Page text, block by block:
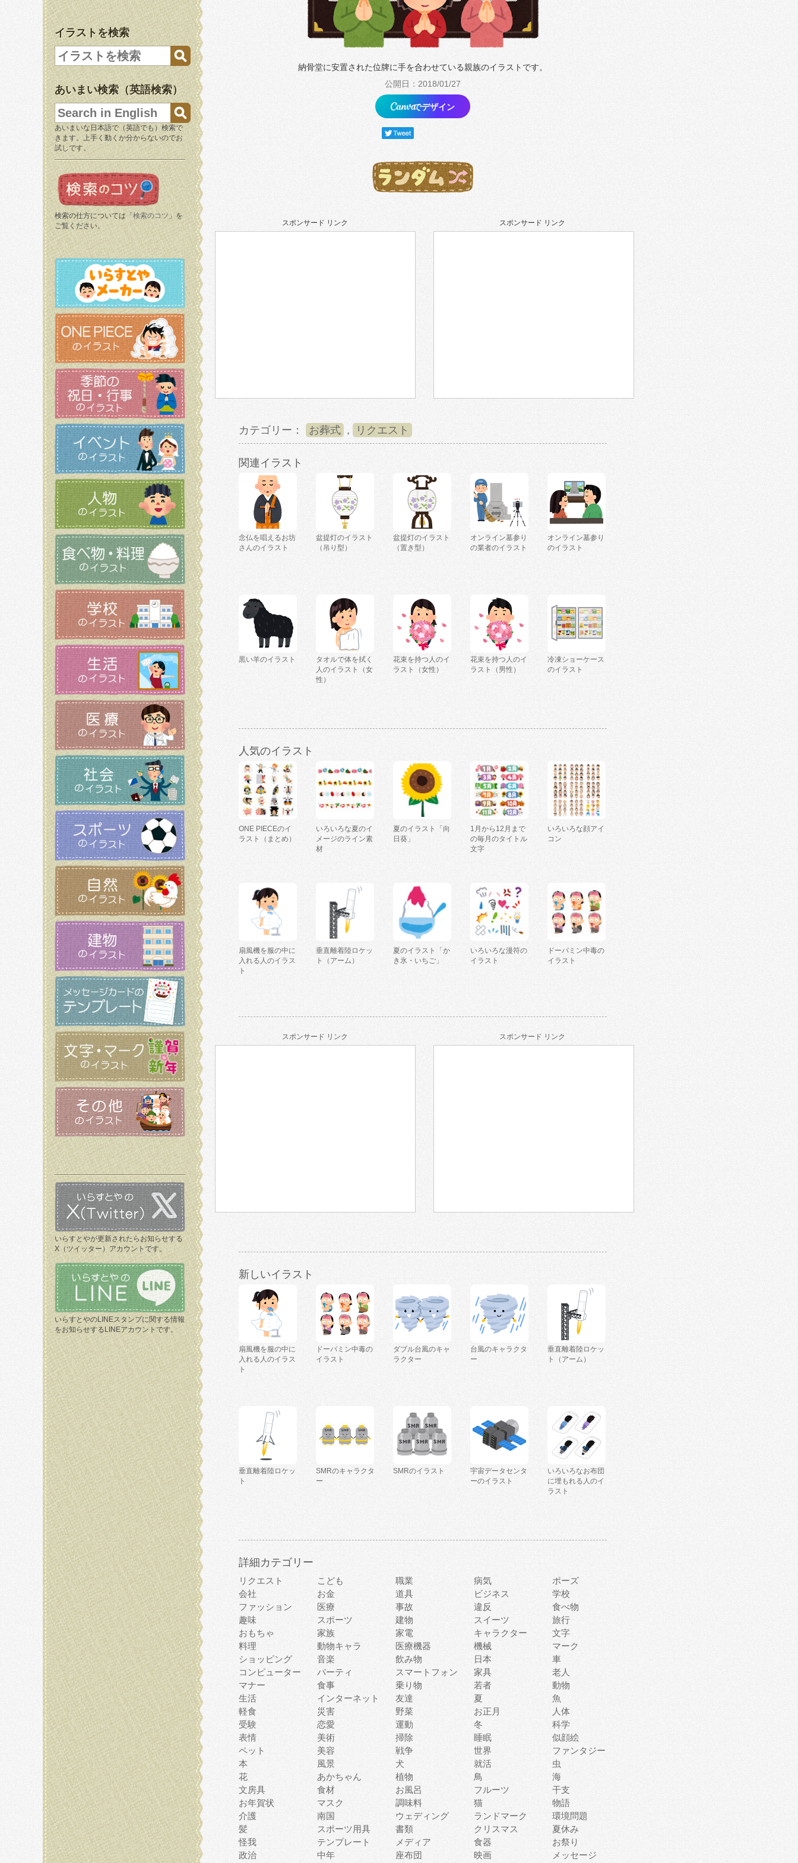
イラストを検索
あいまい検索（英語検索）
あいまいな日本語で（英語でも）検索で
きます。上手く動くか分からないのでお
試しです。
検索の仕方については「 検索のコツ 」を
ご覧ください。
いらすとやが更新されたらお知らせする
X（ツイッター）アカウントです。
いらすとやのLINEスタンプに関する情報
をお知らせするLINEアカウントです。
納骨堂に安置された位牌に手を合わせている親族のイラストです。
公開日：2018/01/27
でデザイン
スポンサード リンク スポンサード リンク
カテゴリー： お葬式 , リクエスト
関連イラスト
念仏を唱えるお坊
さんのイラスト
盆提灯のイラスト
（吊り型）
盆提灯のイラスト
（置き型）
オンライン墓参り
の業者のイラスト
オンライン墓参り
のイラスト
黒い羊のイラスト
タオルで体を拭く
人のイラスト（女
性）
花束を持つ人のイ
ラスト（女性）
花束を持つ人のイ
ラスト（男性）
冷凍ショーケース
のイラスト
人気のイラスト
ONE PIECEのイ
ラスト（まとめ）
いろいろな夏のイ
メージのライン素
材
夏のイラスト「向
日葵」
1月から12月まで
の毎月のタイトル
文字
いろいろな顔アイ
コン
扇風機を服の中に
入れる人のイラス
ト
垂直離着陸ロケッ
ト（アーム）
夏のイラスト「か
き氷・いちご」
いろいろな漫符の
イラスト
ドーパミン中毒の
イラスト
スポンサード リンク スポンサード リンク
新しいイラスト
扇風機を服の中に
入れる人のイラス
ト
ドーパミン中毒の
イラスト
ダブル台風のキャ
ラクター
台風のキャラクタ
ー
垂直離着陸ロケッ
ト（アーム）
垂直離着陸ロケッ
ト
SMRのキャラクタ
ー
SMRのイラスト
宇宙データセンタ
ーのイラスト
いろいろなお布団
に埋もれる人のイ
ラスト
詳細カテゴリー
リクエスト こども 職業 病気
ポーズ
会社
お金 道具 ビジネス
学校
ファッション
医療 事故 違反
食べ物
趣味
スポーツ 建物 スイーツ
旅行
おもちゃ
家族 家電 キャラクター
文字
料理
動物キャラ 医療機器 機械
マーク
ショッピング
音楽 飲み物 日本
車
コンピューター
パーティ スマートフォン 家具
老人
マナー
食事 乗り物 若者
動物
生活
インターネット 友達 夏
魚
軽食
災害 野菜 お正月
人体
受験
恋愛 運動 冬
科学
表情
美術 掃除 睡眠
似顔絵
ペット
美容 戦争 世界
ファンタジー
本
風景 犬 就活
虫
花
あかちゃん 植物 鳥
海
文房具
食材 お風呂 フルーツ
干支
お年賀状
マスク 調味料 猫
物語
介護
南国 ウェディング ランドマーク
環境問題
髪
スポーツ用具 書類 クリスマス
夏休み
怪我
テンプレート メディア 食器
お祭り
政治
中年 座布団 映画 メッセージ